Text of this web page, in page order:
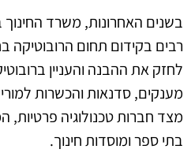
בשנים האחרונות, משרד
רבים בקידום תחום הרובוטיקה
לחזק את ההבנה והעניין
מענקים, סדנאות והכשרות
מצד חברות טכנולוגיה פרטיות,
בתי ספר ומוסדות חינוך.